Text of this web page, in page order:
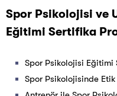
Spor Psikolojisi ve
Eğitimi Sertifika
Spor Psikolojisi Eğitimi
Spor Psikolojisinde Etik